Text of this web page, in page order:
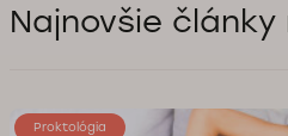
Najnovšie články
Proktológia